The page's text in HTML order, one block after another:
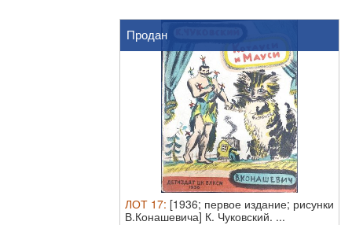
Продан
ЛОТ 17: [1936; первое издание; рисунки
В.Конашевича] К. Чуковский. ...